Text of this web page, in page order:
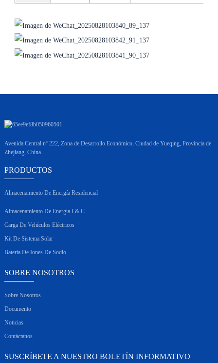
Avenida Central nº 222, Zona de Desarrollo Económico, Ciudad de Yueqing, Provincia de
Zhejiang, China
PRODUCTOS
Almacenamiento De Energía Residencial
Almacenamiento De Energía I & C
Carga De Vehículos Eléctricos
Kit De Sistema Solar
Batería De Iones De Sodio
SOBRE NOSOTROS
Sobre Nosotros
Documento
Noticias
Contáctanos
SUSCRÍBETE A NUESTRO BOLETÍN INFORMATIVO